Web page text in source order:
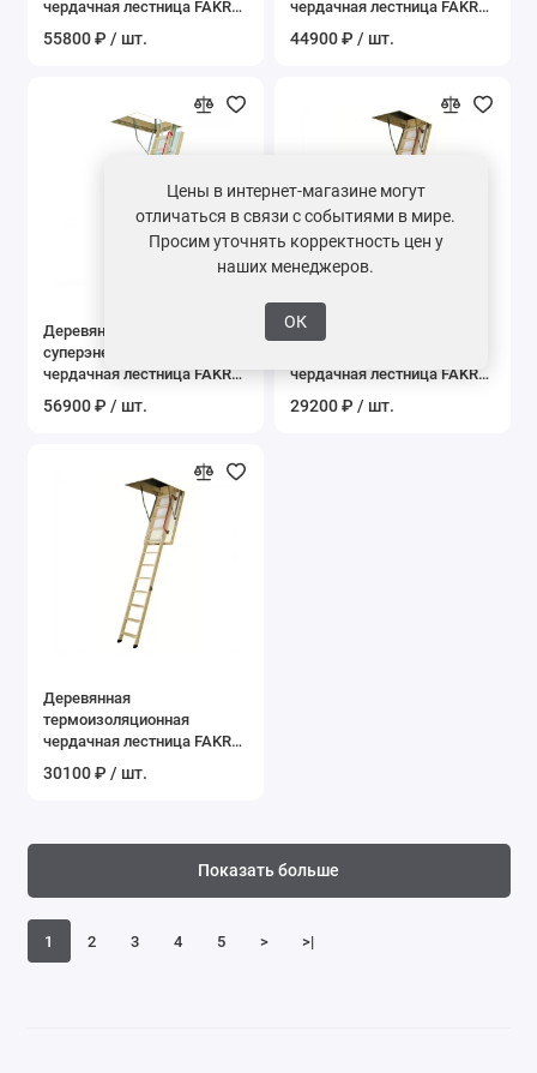
чердачная лестница FAKRO
55800 ₽ / шт.
чердачная лестница FAKRO
44900 ₽ / шт.
Деревянная
суперэнергосберегающая
чердачная лестница FAKRO
56900 ₽ / шт.
Деревянная
чердачная лестница FAKRO
29200 ₽ / шт.
Деревянная
термоизоляционная
чердачная лестница FAKRO
30100 ₽ / шт.
1 2 3 4 5 > >|
Показать больше
Цены в интернет-магазине могут
отличаться в связи с событиями в мире.
Просим уточнять корректность цен у
наших менеджеров.
ОК